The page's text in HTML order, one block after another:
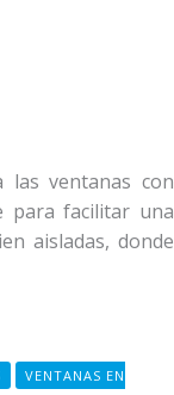
ventanas con
para facilitar una
aisladas, donde
VENTANAS EN